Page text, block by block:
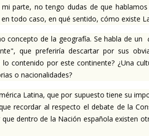
mi parte, no tengo dudas de que
todo caso, en qué sentido, cómo existe
concepto de la geografía. Se habla de un
que preferiría descartar por sus
lo contenido por este continente? ¿Una
o nacionalidades?
Latina, que por supuesto tiene su
recordar al respecto el debate de la
dentro de la Nación española existen